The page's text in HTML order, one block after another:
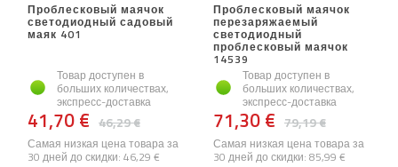
Проблесковый маячок
светодиодный садовый
маяк 401
Товар доступен в
больших количествах,
экспресс-доставка
46,29 €
41,70 €
Самая низкая цена товара за
30 дней до скидки: 46,29 €
Проблесковый маячок
перезаряжаемый
светодиодный
проблесковый маячок
14539
Товар доступен в
больших количествах,
экспресс-доставка
79,19 €
71,30 €
Самая низкая цена товара за
30 дней до скидки: 85,99 €